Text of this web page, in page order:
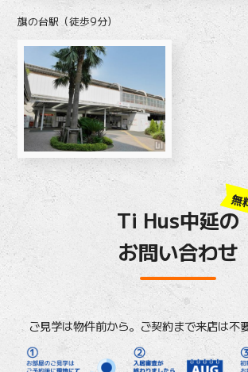
旗の台駅（徒歩9分）
Ti Hus中延の
お問い合わせ
無
ご見学は物件前から。ご契約まで来店は不